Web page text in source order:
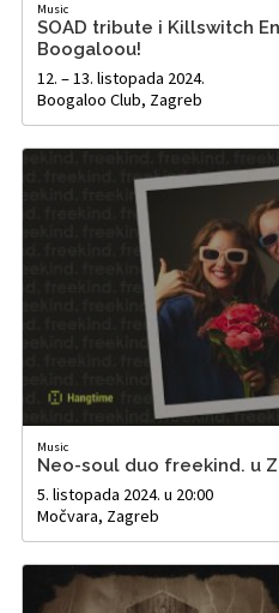
Music
SOAD tribute i Killswitch
Boogaloou!
12. – 13. listopada 2024.
Boogaloo Club, Zagreb
Music
Neo-soul duo freekind. u
5. listopada 2024. u 20:00
Močvara, Zagreb